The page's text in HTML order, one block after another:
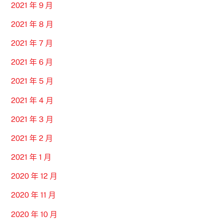
2021 年 9 月
2021 年 8 月
2021 年 7 月
2021 年 6 月
2021 年 5 月
2021 年 4 月
2021 年 3 月
2021 年 2 月
2021 年 1 月
2020 年 12 月
2020 年 11 月
2020 年 10 月